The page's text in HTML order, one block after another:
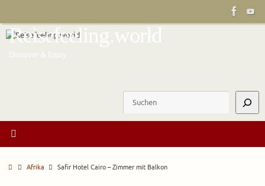
springen
Reisefeeling.world
Discover & Enjoy
StartAfrika Safir Hotel Cairo – Zimmer mit Balkon